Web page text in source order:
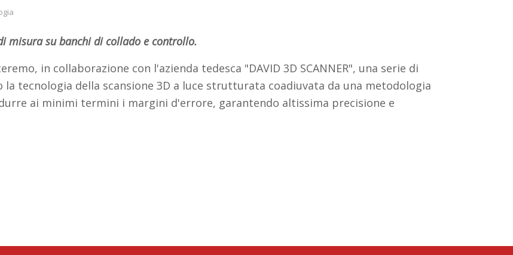
misura su banchi di collado e controllo.
in collaborazione con l'azienda tedesca "DAVID 3D SCANNER", una serie di
tecnologia della scansione 3D a luce strutturata coadiuvata da una metodologia
ai minimi termini i margini d'errore, garantendo altissima precisione e